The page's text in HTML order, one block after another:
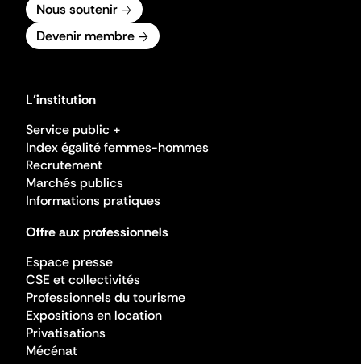
Nous soutenir
Devenir membre
L'institution
Service public +
Index égalité femmes-hommes
Recrutement
Marchés publics
Informations pratiques
Offre aux professionnels
Espace presse
CSE et collectivités
Professionnels du tourisme
Expositions en location
Privatisations
Mécénat